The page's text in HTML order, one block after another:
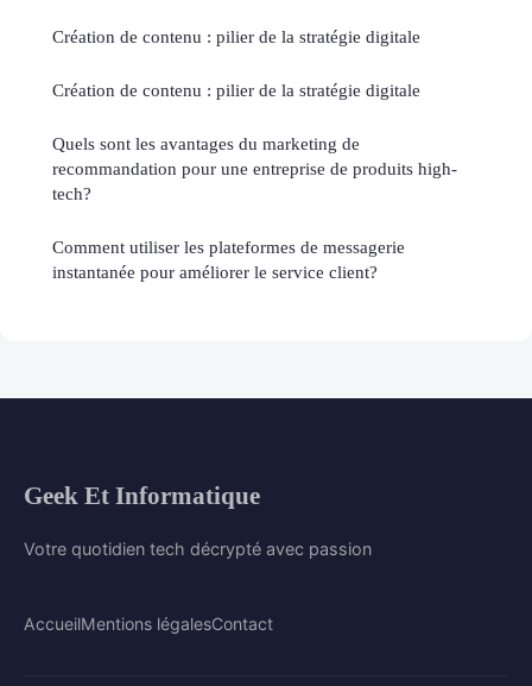
Création de contenu : pilier de la stratégie digitale
Création de contenu : pilier de la stratégie digitale
Quels sont les avantages du marketing de
recommandation pour une entreprise de produits high-
tech?
Comment utiliser les plateformes de messagerie
instantanée pour améliorer le service client?
Geek Et Informatique
Votre quotidien tech décrypté avec passion
AccueilMentions légalesContact